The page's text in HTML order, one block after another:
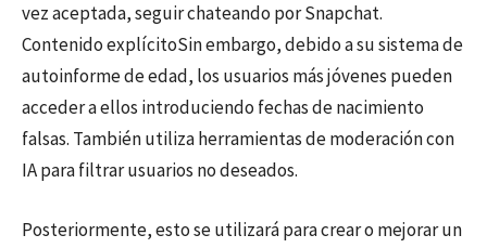
vez aceptada, seguir chateando por Snapchat.
Contenido explícitoSin embargo, debido a su sistema de
autoinforme de edad, los usuarios más jóvenes pueden
acceder a ellos introduciendo fechas de nacimiento
falsas. También utiliza herramientas de moderación con
IA para filtrar usuarios no deseados.
Posteriormente, esto se utilizará para crear o mejorar un